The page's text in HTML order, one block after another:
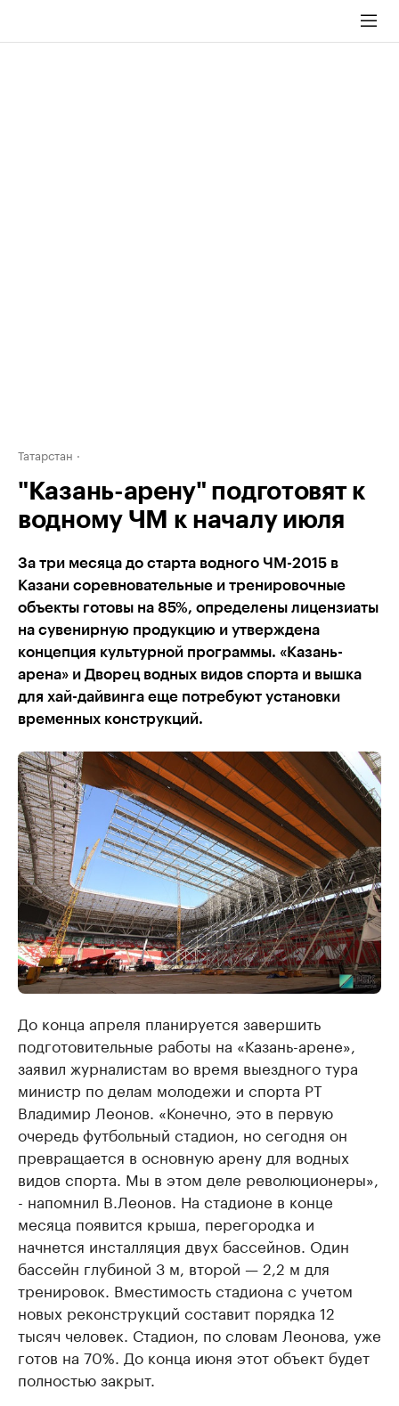
Татарстан
"Казань-арену" подготовят к
водному ЧМ к началу июля
За три месяца до старта водного ЧМ-2015 в
Казани соревновательные и тренировочные
объекты готовы на 85%, определены лицензиаты
на сувенирную продукцию и утверждена
концепция культурной программы. «Казань-
арена» и Дворец водных видов спорта и вышка
для хай-дайвинга еще потребуют установки
временных конструкций.
До конца апреля планируется завершить
подготовительные работы на «Казань-арене»,
заявил журналистам во время выездного тура
министр по делам молодежи и спорта РТ
Владимир Леонов. «Конечно, это в первую
очередь футбольный стадион, но сегодня он
превращается в основную арену для водных
видов спорта. Мы в этом деле революционеры»,
- напомнил В.Леонов. На стадионе в конце
месяца появится крыша, перегородка и
начнется инсталляция двух бассейнов. Один
бассейн глубиной 3 м, второй — 2,2 м для
тренировок. Вместимость стадиона с учетом
новых реконструкций составит порядка 12
тысяч человек. Стадион, по словам Леонова, уже
готов на 70%. До конца июня этот объект будет
полностью закрыт.